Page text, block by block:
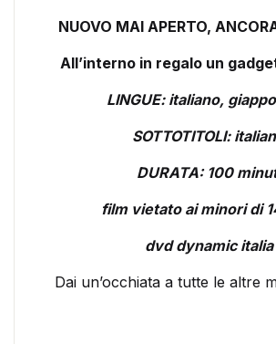
NUOVO MAI APERTO,
All’interno in regalo un
LINGUE: italiano,
SOTTOTITOLI:
DURATA: 100
film vietato ai minori di
dvd dynamic italia
Dai un’occhiata a tutte le altre